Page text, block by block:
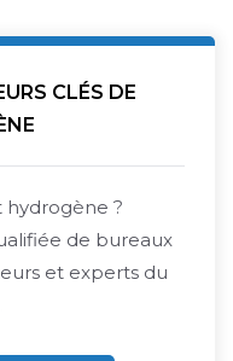
CLÉS DE
hydrogène ?
de bureaux
et experts du